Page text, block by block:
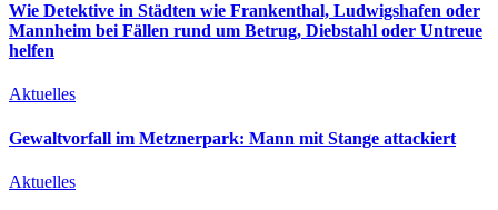
Wie Detektive in Städten wie Frankenthal, Ludwigshafen oder
Mannheim bei Fällen rund um Betrug, Diebstahl oder Untreue
helfen
Aktuelles
Gewaltvorfall im Metznerpark: Mann mit Stange attackiert
Aktuelles